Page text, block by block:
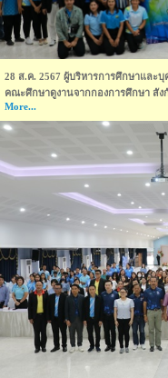
28 ส.ค. 2567 ผู้บริหารการศึกษาและ
คณะศึกษาดูงานจากกองการศึกษา สัง
More...